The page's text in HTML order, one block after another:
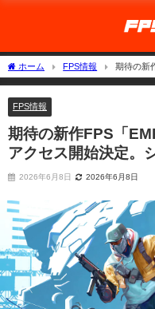
ホーム FPS情報
期待の新
始決定。システムなど詳細まとめ
FPS情報
期待の新作FPS「
アクセス開始決定。
2026年6月8日 2026年6月8日